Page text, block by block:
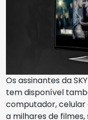
Os assinantes da
tem disponível
computador, celular
a milhares de